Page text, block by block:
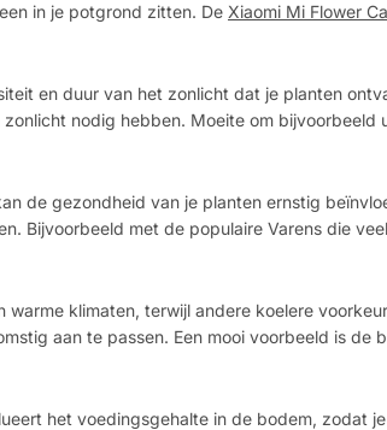
in je potgrond zitten. De Xiaomi Mi Flower
en duur van het zonlicht dat je planten
nodig hebben. Moeite om bijvoorbeeld
de gezondheid van je planten ernstig
Bijvoorbeeld met de populaire Varens die
warme klimaten, terwijl andere koelere
aan te passen. Een mooi voorbeeld is de
het voedingsgehalte in de bodem, zodat